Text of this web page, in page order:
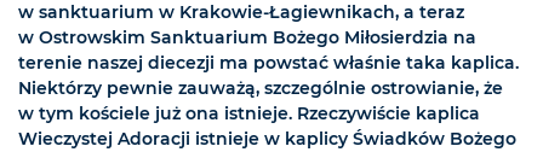
w sanktuarium w Krakowie-Łagiewnikach, a teraz
w Ostrowskim Sanktuarium Bożego Miłosierdzia na
terenie naszej diecezji ma powstać właśnie taka kaplica.
Niektórzy pewnie zauważą, szczególnie ostrowianie, że
w tym kościele już ona istnieje. Rzeczywiście kaplica
Wieczystej Adoracji istnieje w kaplicy Świadków Bożego